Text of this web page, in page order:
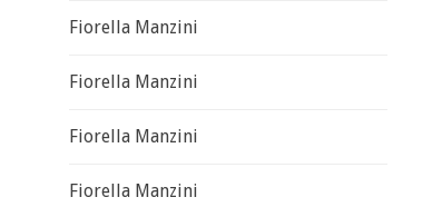
Fiorella Manzini
Fiorella Manzini
Fiorella Manzini
Fiorella Manzini